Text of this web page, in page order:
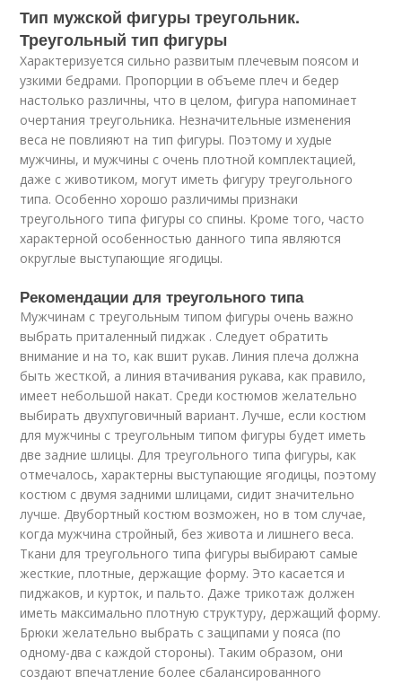
Тип мужской фигуры треугольник.
Треугольный тип фигуры
Характеризуется сильно развитым плечевым поясом и
узкими бедрами. Пропорции в объеме плеч и бедер
настолько различны, что в целом, фигура напоминает
очертания треугольника. Незначительные изменения
веса не повлияют на тип фигуры. Поэтому и худые
мужчины, и мужчины с очень плотной комплектацией,
даже с животиком, могут иметь фигуру треугольного
типа. Особенно хорошо различимы признаки
треугольного типа фигуры со спины. Кроме того, часто
характерной особенностью данного типа являются
округлые выступающие ягодицы.
Рекомендации для треугольного типа
Мужчинам с треугольным типом фигуры очень важно
выбрать приталенный пиджак . Следует обратить
внимание и на то, как вшит рукав. Линия плеча должна
быть жесткой, а линия втачивания рукава, как правило,
имеет небольшой накат. Среди костюмов желательно
выбирать двухпуговичный вариант. Лучше, если костюм
для мужчины с треугольным типом фигуры будет иметь
две задние шлицы. Для треугольного типа фигуры, как
отмечалось, характерны выступающие ягодицы, поэтому
костюм с двумя задними шлицами, сидит значительно
лучше. Двубортный костюм возможен, но в том случае,
когда мужчина стройный, без живота и лишнего веса.
Ткани для треугольного типа фигуры выбирают самые
жесткие, плотные, держащие форму. Это касается и
пиджаков, и курток, и пальто. Даже трикотаж должен
иметь максимально плотную структуру, держащий форму.
Брюки желательно выбрать с защипами у пояса (по
одному-два с каждой стороны). Таким образом, они
создают впечатление более сбалансированного